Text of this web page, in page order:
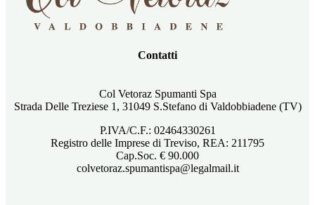
Contatti
Col Vetoraz Spumanti Spa
Strada Delle Treziese 1, 31049 S.Stefano di Valdobbiadene (TV)
P.IVA/C.F.: 02464330261
Registro delle Imprese di Treviso, REA: 211795
Cap.Soc. € 90.000
colvetoraz.spumantispa@legalmail.it